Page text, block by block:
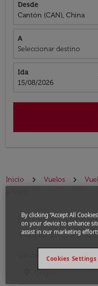
Desde
Cantón (CAN), China
A
Seleccionar destino
Ida
fc-booking-departure-
15/08/2026
Inicio Vuelos
Encuentre las
vuelo desde
Por favor, intente
By clicking “Accept All
on your device to enhance
assist in our marketing
Cookies Settings